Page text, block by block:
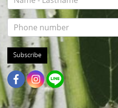
Subscribe